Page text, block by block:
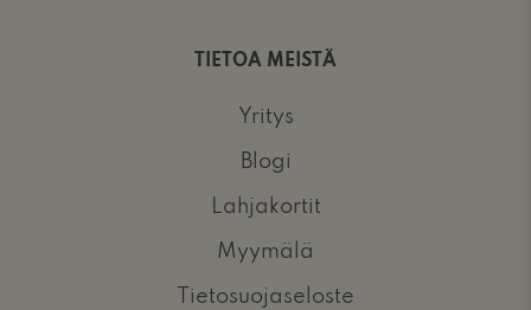
TIETOA MEISTÄ
Yritys
Blogi
Lahjakortit
Myymälä
Tietosuojaseloste